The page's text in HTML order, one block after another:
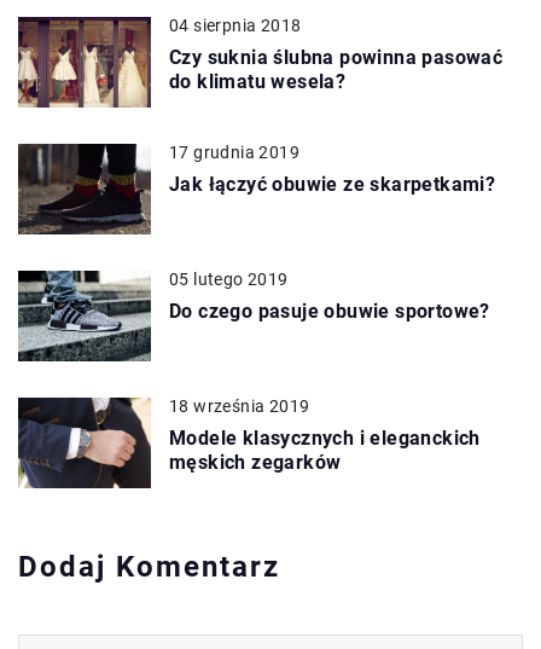
04 sierpnia 2018
Czy suknia ślubna powinna pasować
do klimatu wesela?
17 grudnia 2019
Jak łączyć obuwie ze skarpetkami?
05 lutego 2019
Do czego pasuje obuwie sportowe?
18 września 2019
Modele klasycznych i eleganckich
męskich zegarków
Dodaj Komentarz